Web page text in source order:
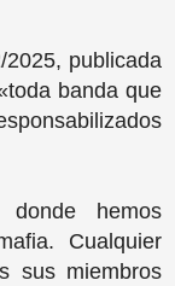
publicada
banda que
hemos
Cualquier
sus miembros